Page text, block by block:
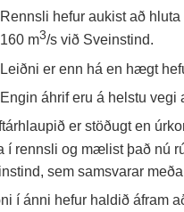
Rennsli hefur aukist að
160 m3/s við Sveinstind.
Leiðni er enn há en hægt
Engin áhrif eru á helstu vegi
er stöðugt en
í rennsli og mælist það nú
sem samsvarar
í ánni hefur haldið áfram